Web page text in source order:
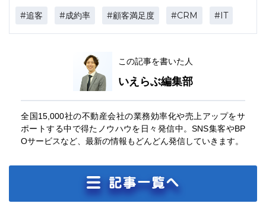
#追客 #成約率 #顧客満足度 #CRM #IT
この記事を書いた人
いえらぶ編集部
全国15,000社の不動産会社の業務効率化や売上アップをサ
ポートする中で得たノウハウを日々発信中。SNS集客やBP
Oサービスなど、最新の情報もどんどん発信していきます。